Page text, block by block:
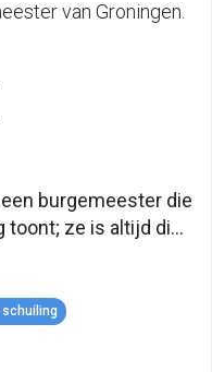
van Groningen.
een burgemeester die
toont; ze is altijd die
schuiling